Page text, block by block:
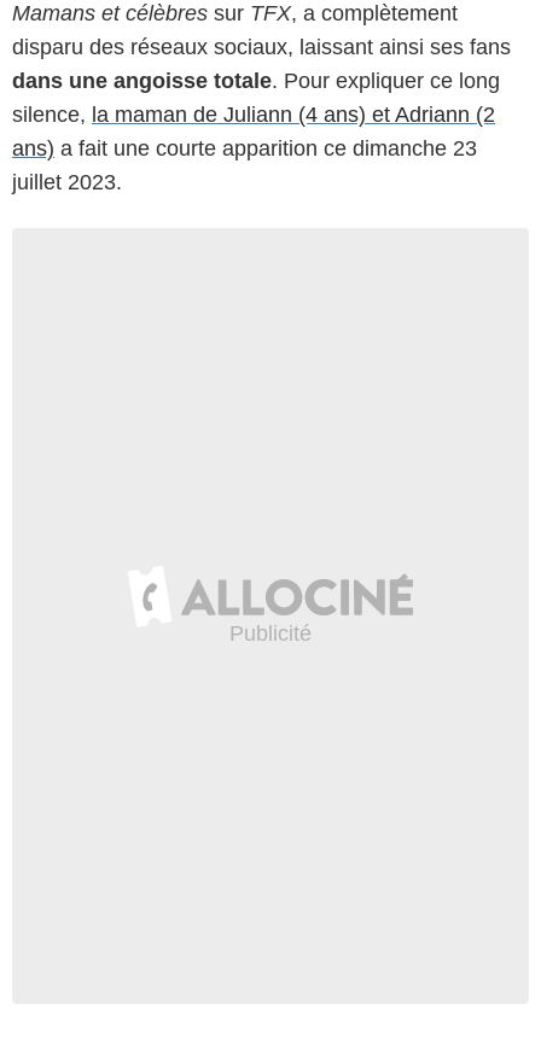
Mamans et célèbres sur TFX, a complètement
disparu des réseaux sociaux, laissant ainsi ses fans
dans une angoisse totale. Pour expliquer ce long
silence, la maman de Juliann (4 ans) et Adriann (2
ans) a fait une courte apparition ce dimanche 23
juillet 2023.